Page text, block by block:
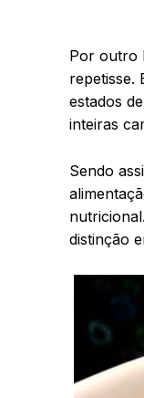
Por outro
repetisse.
estados
inteiras
Sendo
distinção